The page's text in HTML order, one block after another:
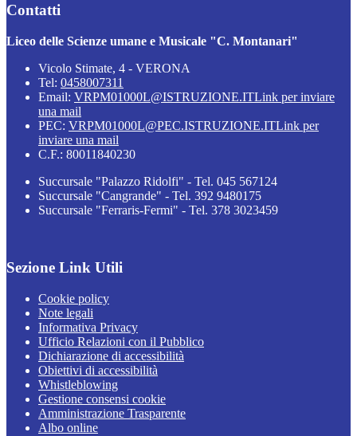
Contatti
Liceo delle Scienze umane e Musicale "C. Montanari"
Vicolo Stimate, 4 - VERONA
Tel: 0458007311
Email: VRPM01000L@ISTRUZIONE.ITLink per inviare
una mail
PEC: VRPM01000L@PEC.ISTRUZIONE.ITLink per
inviare una mail
C.F.: 80011840230
Succursale "Palazzo Ridolfi" - Tel. 045 567124
Succursale "Cangrande" - Tel. 392 9480175
Succursale "Ferraris-Fermi" - Tel. 378 3023459
Sezione Link Utili
Cookie policy
Note legali
Informativa Privacy
Ufficio Relazioni con il Pubblico
Dichiarazione di accessibilità
Obiettivi di accessibilità
Whistleblowing
Gestione consensi cookie
Amministrazione Trasparente
Albo online